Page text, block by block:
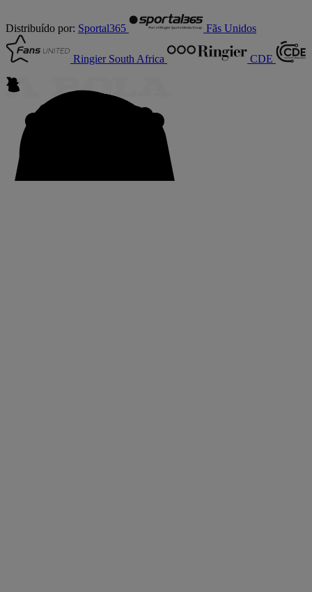
Distribuído por: Sportal365 Fãs Unidos
Ringier South Africa CDE